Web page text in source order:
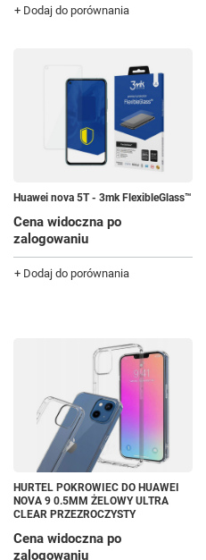
+ Dodaj do porównania
Huawei nova 5T - 3mk FlexibleGlass™
Cena widoczna po
zalogowaniu
+ Dodaj do porównania
HURTEL POKROWIEC DO HUAWEI
NOVA 9 0.5MM ŻELOWY ULTRA
CLEAR PRZEZROCZYSTY
Cena widoczna po
zalogowaniu